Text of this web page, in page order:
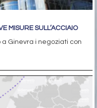
MISURE SULL’ACCIAIO
a Ginevra i negoziati con